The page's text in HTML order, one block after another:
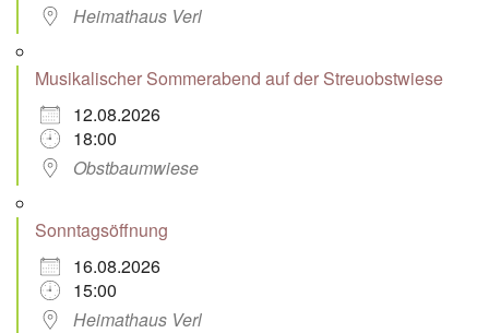
Heimathaus Verl
Musikalischer Sommerabend auf der Streuobstwiese
12.08.2026
18:00
Obstbaumwiese
Sonntagsöffnung
16.08.2026
15:00
Heimathaus Verl